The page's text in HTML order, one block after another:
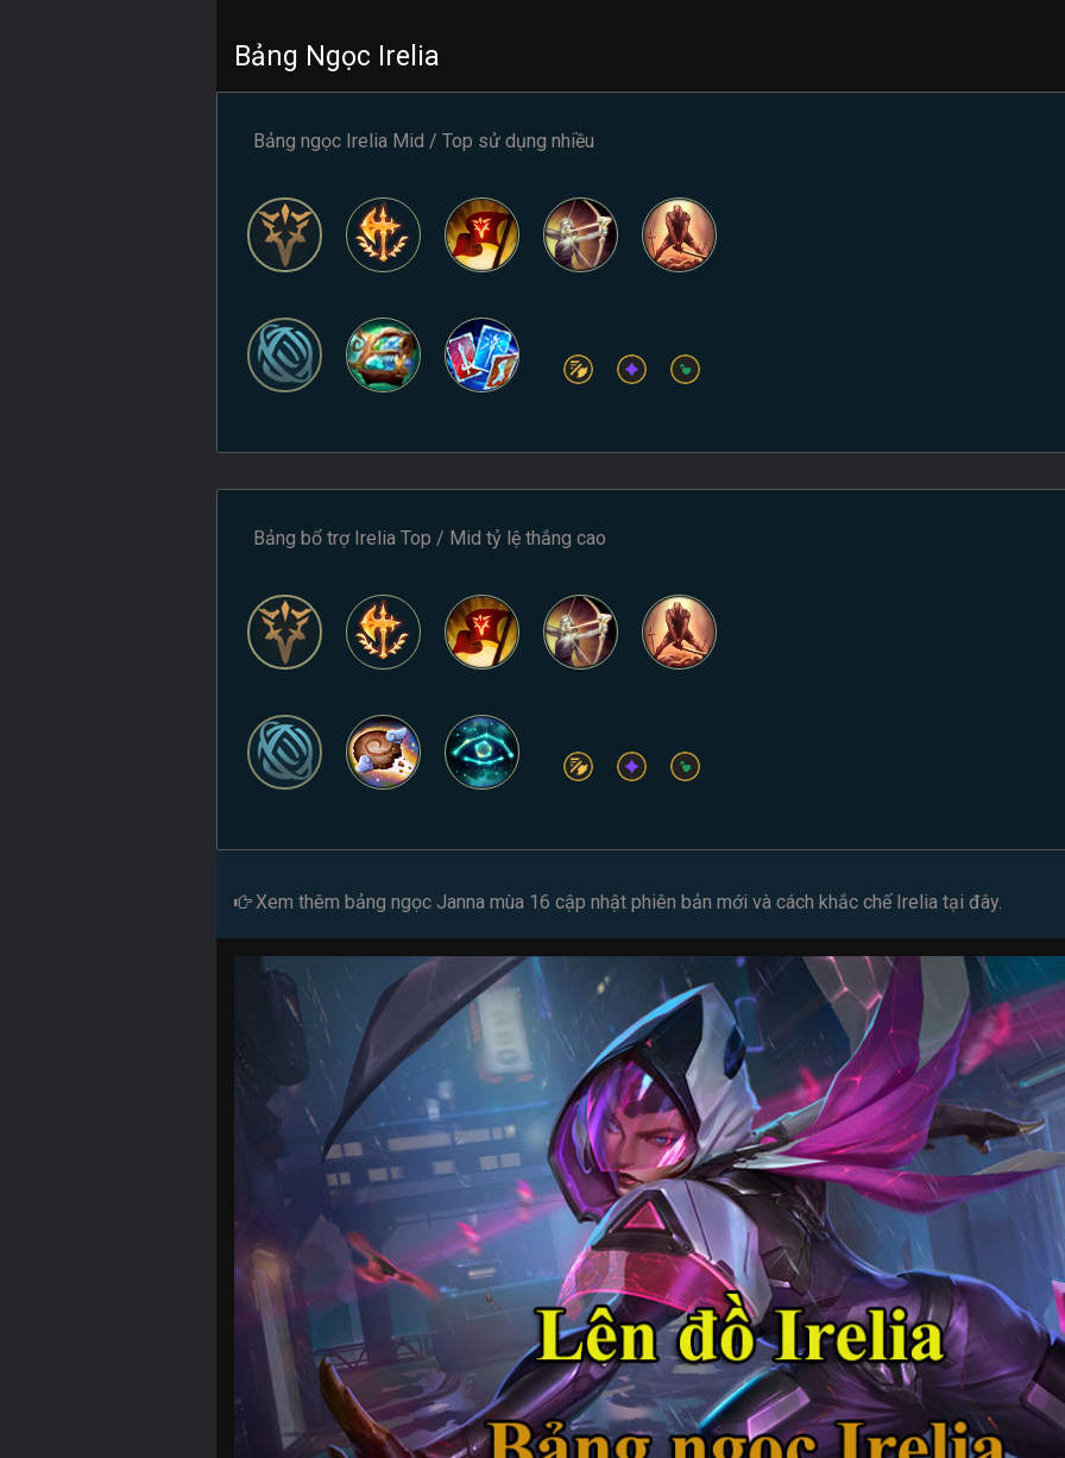
Bảng Ngọc Irelia
Bảng ngọc Irelia Mid / Top sử dụng nhiều
Bảng bổ trợ Irelia Top / Mid tỷ lệ thắng cao
Xem thêm bảng ngọc Janna mùa 16 cập nhật phiên bản mới và cách khắc chế Irelia tại đây.